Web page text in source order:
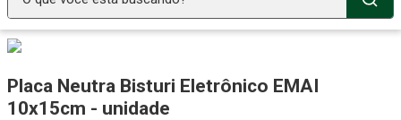
Placa Neutra Bisturi Eletrônico EMAI
10x15cm - unidade
2º Fralda Geriatrica